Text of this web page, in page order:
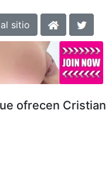
sitio
ofrecen Cristian